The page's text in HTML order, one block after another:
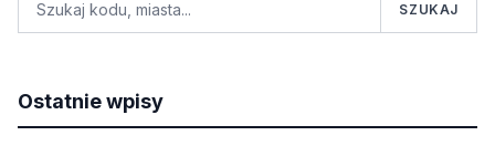
SZUKAJ
Ostatnie wpisy